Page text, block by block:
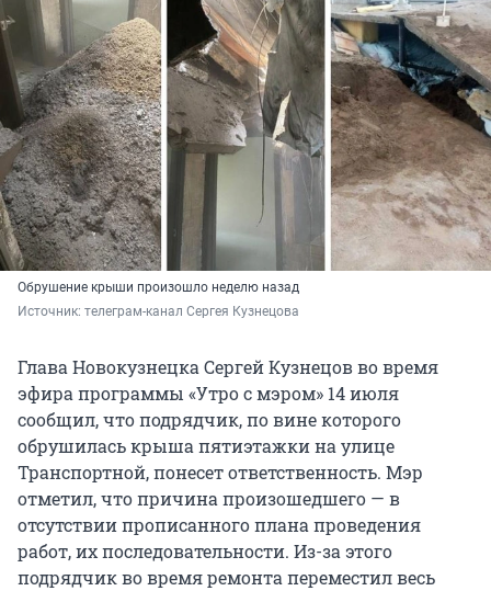
Обрушение крыши произошло неделю назад
Источник: телеграм-канал Сергея Кузнецова
Глава Новокузнецка Сергей Кузнецов во время
эфира программы «Утро с мэром» 14 июля
сообщил, что подрядчик, по вине которого
обрушилась крыша пятиэтажки на улице
Транспортной, понесет ответственность. Мэр
отметил, что причина произошедшего — в
отсутствии прописанного плана проведения
работ, их последовательности. Из-за этого
подрядчик во время ремонта переместил весь